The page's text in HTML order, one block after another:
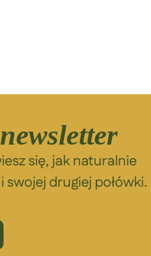
newsletter
się, jak naturalnie
swojej drugiej połówki.